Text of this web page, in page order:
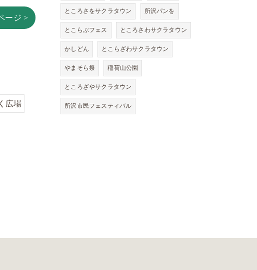
ージ >
広場
ところさをサクラタウン 所沢パンを
とこらぶフェス ところさわサクラタウン
かしどん とこらざわサクラタウン
やまそら祭 稲荷山公園
ところざやサクラタウン
所沢市民フェスティバル